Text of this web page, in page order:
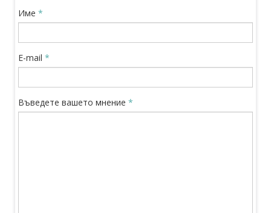
Име *
E-mail *
Въведете вашето мнение *